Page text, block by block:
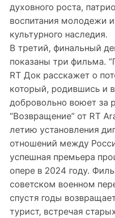
духовного роста,
воспитания молодежи
культурного наследия.
В третий, финальный
показаны три фильма.
RT Док расскажет о
который, родившись и
добровольно воюет за
“Возвращение” от RT
летию установления
отношений между
успешная премьера
опере в 2024 году.
советском военном
спустя годы
турист, встречая